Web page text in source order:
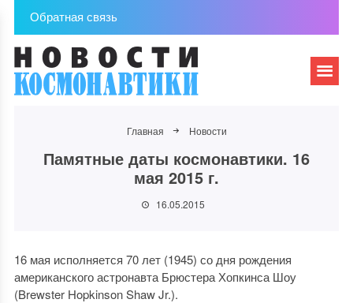
Обратная связь
Главная Новости
Памятные даты космонавтики. 16
мая 2015 г.
16.05.2015
16 мая исполняется 70 лет (1945) со дня рождения
американского астронавта Брюстера Хопкинса Шоу
(Brewster Hopkinson Shaw Jr.).